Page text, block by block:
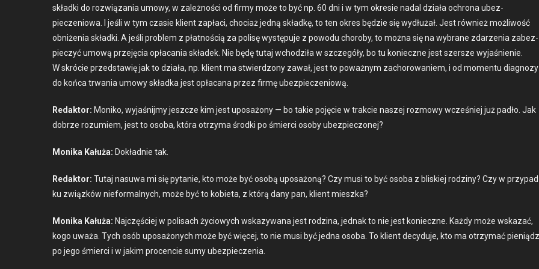
skład­ki do rozwiąza­nia umowy, w zależnoś­ci od firmy może to być np. 60 dni i w tym okre­sie nadal dzi­ała ochrona ubez­
pieczeniowa. I jeśli w tym cza­sie klient zapłaci, cho­ci­aż jed­ną skład­kę, to ten okres będzie się wydłużał. Jest również możli­wość
obniże­nia skład­ki. A jeśli prob­lem z płat­noś­cią za polisę wys­tępu­je z powodu choro­by, to moż­na się na wybrane zdarzenia zabez­
pieczyć umową prze­ję­cia opła­ca­nia składek. Nie będę tutaj wchodz­iła w szczegóły, bo tu konieczne jest szer­sze wyjaśnie­nie.
W skró­cie przed­staw­ię jak to dzi­ała, np. klient ma stwierd­zony zawał, jest to poważnym zachorowaniem, i od momen­tu diag­nozy
do koń­ca trwa­nia umowy skład­ka jest opła­cana przez fir­mę ubez­pieczeniową.
Redak­tor: Moniko, wyjaśni­jmy jeszcze kim jest uposażony — bo takie poję­cie w trak­cie naszej roz­mowy wcześniej już padło. Jak
dobrze rozu­miem, jest to oso­ba, która otrzy­ma środ­ki po śmier­ci oso­by ubez­piec­zonej?
Moni­ka Kałuża: Dokład­nie tak.
Redak­tor: Tutaj nasuwa mi się pytanie, kto może być osobą uposażoną? Czy musi to być oso­ba z bliskiej rodziny? Czy w
ku związków niefor­mal­nych, może być to kobi­eta, z którą dany pan, klient miesz­ka?
Moni­ka Kałuża: Najczęś­ciej w polisach życiowych wskazy­wana jest rodz­i­na, jed­nak to nie jest konieczne. Każdy może wskazać,
kogo uważa. Tych osób uposażonych może być więcej, to nie musi być jed­na oso­ba. To klient decy­du­je, kto ma otrzy­mać
po jego śmier­ci i w jakim pro­cen­cie sumy ubez­pieczenia.